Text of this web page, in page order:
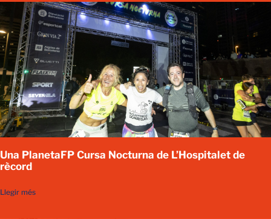
Una PlanetaFP Cursa Nocturna de L’Hospitalet de
rècord
Llegir més